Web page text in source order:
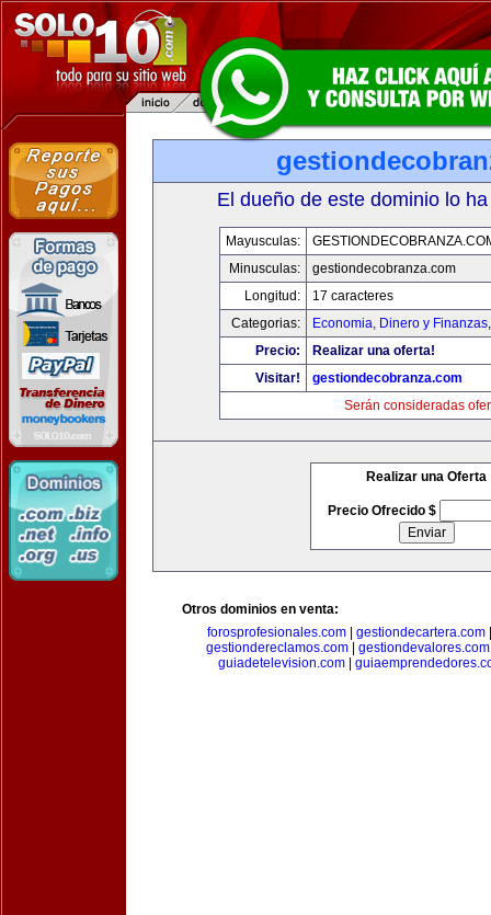
El dueño de este dominio lo
Mayusculas:
Minusculas:
gestiondecobranza.com
Longitud:
17 caracteres
Categorias:
Economia, Dinero y Finanzas
Precio:
Realizar una oferta!
Visitar!
gestiondecobranza.com
Serán consideradas
Realizar una Oferta
Precio Ofrecido $
Otros dominios en venta:
forosprofesionales.com
gestiondecartera.com
gestiondereclamos.com| gestiondevalores.com
guiadetelevision.com